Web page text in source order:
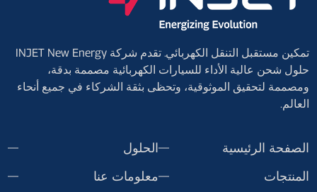
تمكين مستقبل التنقل الكهربائي. تقدم شركة INJET New Energy
حلول شحن عالية الأداء للسيارات الكهربائية مصممة بدقة،
ومصممة لتحقيق الموثوقية، وتحظى بثقة الشركاء في جميع أنحاء
العالم.
الصفحة الرئيسية
الحلول
المنتجات
معلومات عنا